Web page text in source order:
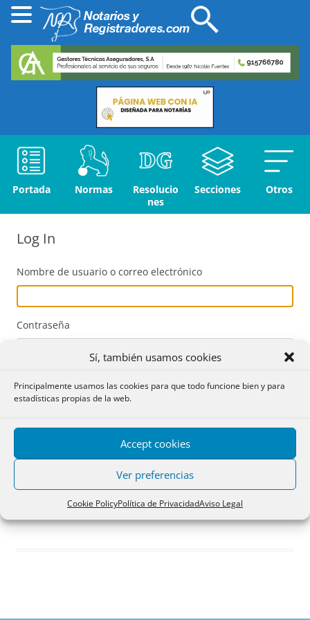
Sí, también usamos cookies
Principalmente usamos las cookies para que todo funcione bien y para
estadísticas propias de la web.
Accept cookies
Ver preferencias
Cookie PolicyPolítica de PrivacidadAviso Legal
Portada Normas
Resolucio
nes
Secciones Otros
Log In
Nombre de usuario o correo electrónico
Contraseña
Acceder
Registro
¿Has olvidado tu contraseña?